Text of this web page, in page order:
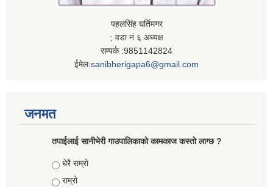
पहलसिंह घर्तिमगर
; वडा नं ६ अध्यक्ष
सम्पर्क :9851142824
ईमेल:sanibherigapa6@gmail.com
जनमत
तपाईलाई सानीभेरी गाउपालिकाकाे कामकाज कस्ताे लाग्छ ?
Choices
धेरै राम्राे
राम्रो